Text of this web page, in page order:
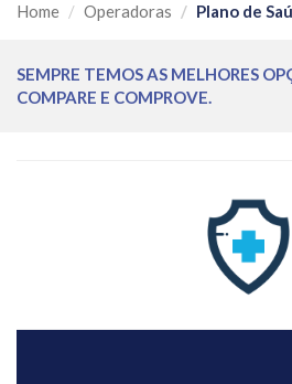
Home Operadoras Plano de
SEMPRE TEMOS AS MELHORES
COMPARE E COMPROVE.